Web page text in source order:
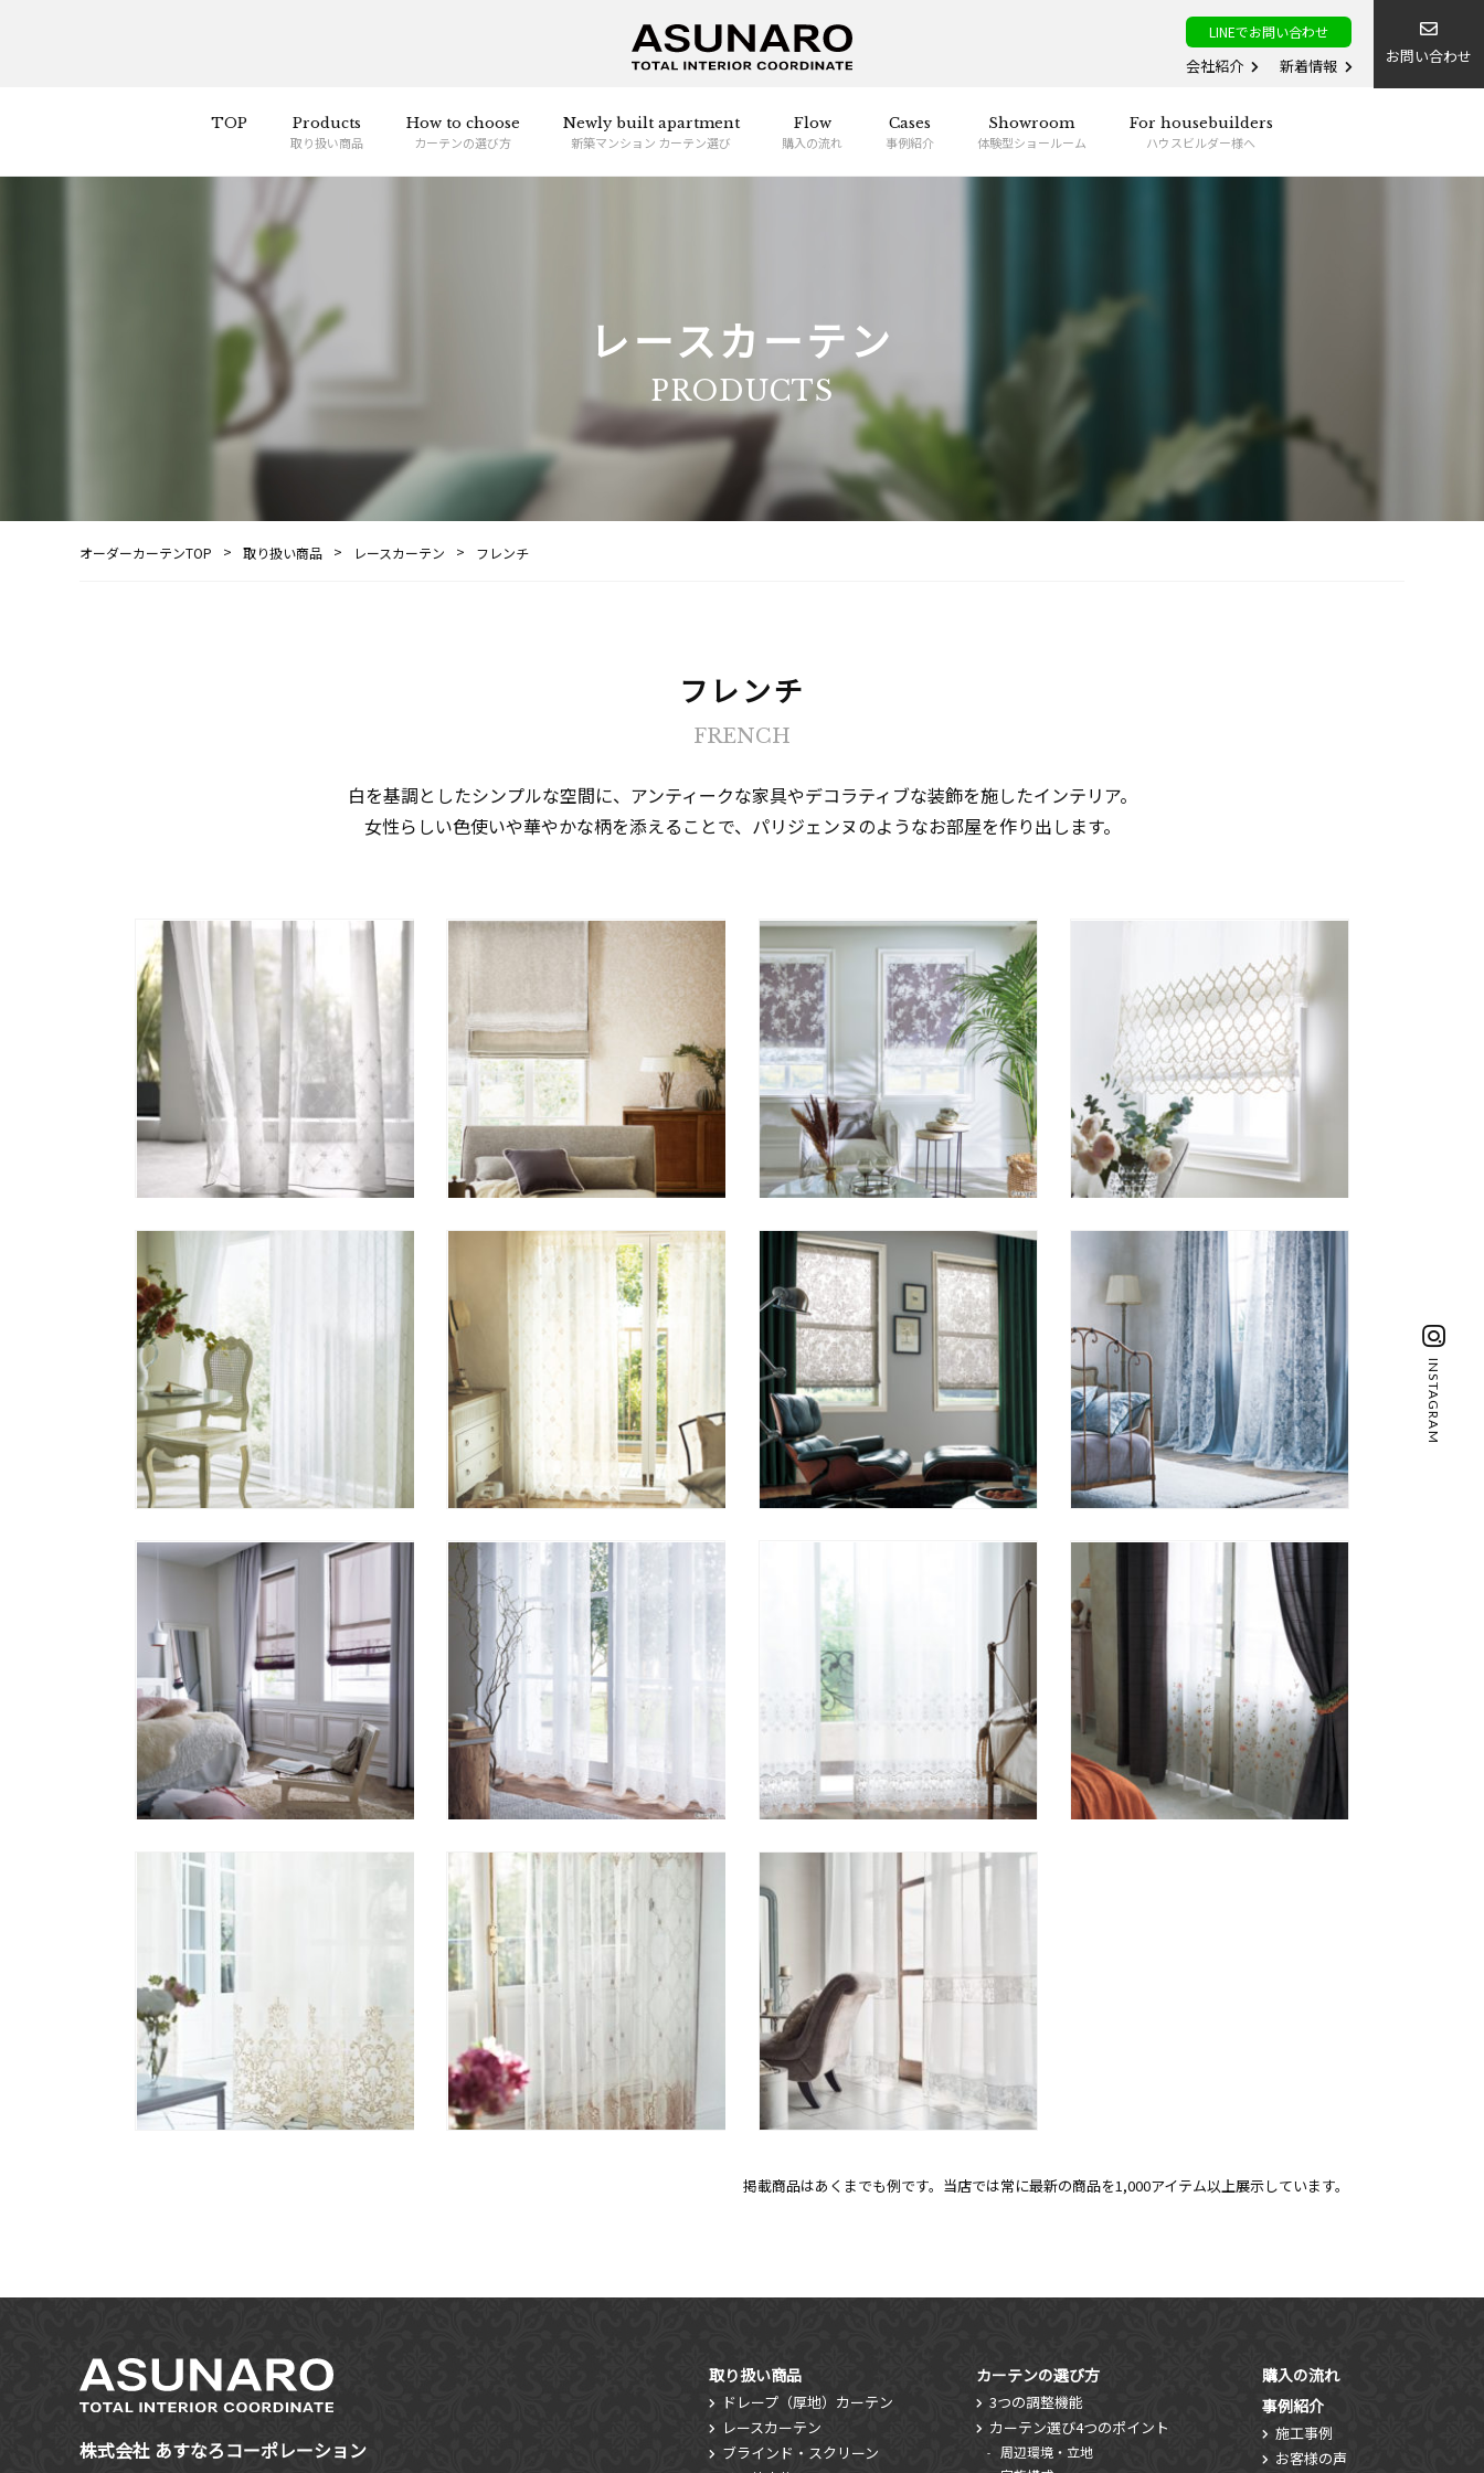
LINEでお問い合わせ
会社紹介 新着情報 お問い合わせ
TOP Products
取り扱い商品
How to choose
カーテンの選び方
Newly built apartment
新築マンション カーテン選び
Flow
購入の流れ
Cases
事例紹介
Showroom
体験型ショールーム
For housebuilders
ハウスビルダー様へ
レースカーテン
PRODUCTS
オーダーカーテンTOP 取り扱い商品 レースカーテン フレンチ
フレンチ
FRENCH
白を基調としたシンプルな空間に、アンティークな家具やデコラティブな装飾を施したインテリア。
女性らしい色使いや華やかな柄を添えることで、パリジェンヌのようなお部屋を作り出します。
掲載商品はあくまでも例です。当店では常に最新の商品を1,000アイテム以上展示しています。
INSTAGRAM
株式会社 あすなろコーポレーション
取り扱い商品
ドレープ（厚地）カーテン
レースカーテン
ブラインド・スクリーン
カーテンの選び方
3つの調整機能
カーテン選び4つのポイント
周辺環境・立地
購入の流れ
事例紹介
施工事例
お客様の声